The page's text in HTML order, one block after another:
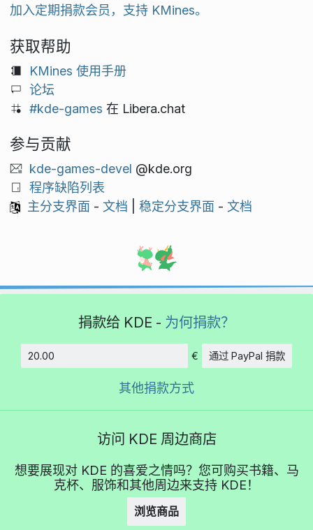
加入定期捐款会员，支持 KMines。
获取帮助
KMines 使用手册
论坛
#kde-games 在 Libera.chat
参与贡献
kde-games-devel @kde.org
程序缺陷列表
主分支界面 - 文档 稳定分支界面 - 文档
捐款给 KDE - 为何捐款？
€ 通过 PayPal 捐款
其他捐款方式
访问 KDE 周边商店
想要展现对 KDE 的喜爱之情吗？您可购买书籍、马
克杯、服饰和其他周边来支持 KDE！
浏览商品